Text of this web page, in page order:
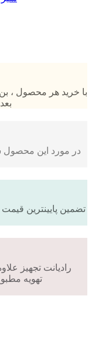
با خرید هر محصول ،
در مورد این محصول
تضمین پایینترین
رادیانت تجهیز
تهویه